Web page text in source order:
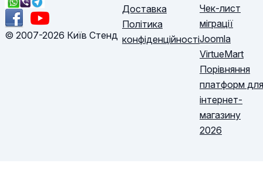
© 2007-2026 Київ Стенд
Доставка
Політика
конфіденційності
Чек-лист
міграції
Joomla
VirtueMart
Порівняння
платформ для
інтернет-
магазину
2026